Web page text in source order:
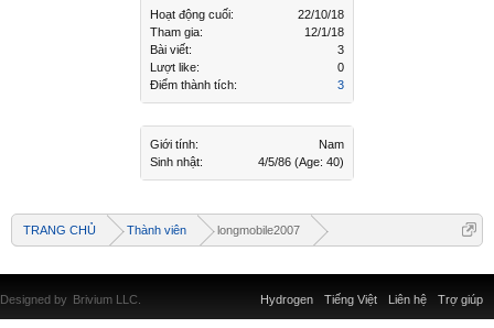
Hoạt động cuối:
22/10/18
Tham gia:
12/1/18
Bài viết:
3
Lượt like:
0
Điểm thành tích:
3
Giới tính:
Nam
Sinh nhật:
4/5/86 (Age: 40)
TRANG CHỦ Thành viên longmobile2007
Liên hệ Trợ giúp
Hydrogen Tiếng Việt
Designed by Brivium LLC.